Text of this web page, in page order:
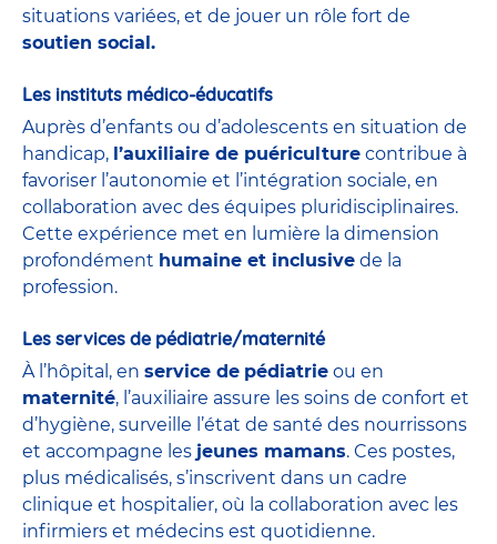
situations variées, et de jouer un rôle fort de
soutien social.
Les instituts médico-éducatifs
Auprès d’enfants ou d’adolescents en situation de
handicap, l’auxiliaire de puériculture contribue à
favoriser l’autonomie et l’intégration sociale, en
collaboration avec des équipes pluridisciplinaires.
Cette expérience met en lumière la dimension
profondément humaine et inclusive de la
profession.
Les services de pédiatrie/maternité
À l’hôpital, en service de pédiatrie ou en
maternité, l’auxiliaire assure les soins de confort et
d’hygiène, surveille l’état de santé des nourrissons
et accompagne les jeunes mamans. Ces postes,
plus médicalisés, s’inscrivent dans un cadre
clinique et hospitalier, où la collaboration avec les
infirmiers et médecins est quotidienne.